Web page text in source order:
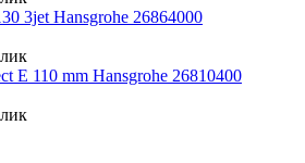
3jet Hansgrohe 26864000
E 110 mm Hansgrohe 26810400